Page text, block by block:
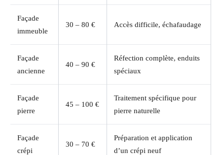
Façade
immeuble
30 – 80 € Accès difficile, échafaudage
Façade
ancienne
40 – 90 €
Réfection complète, enduits
spéciaux
Façade
pierre
45 – 100 €
Traitement spécifique pour
pierre naturelle
Façade
crépi
30 – 70 €
Préparation et application
d’un crépi neuf